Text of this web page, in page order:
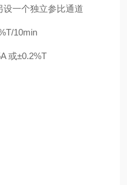
一个独立参比通道
10min
或±0.2%T